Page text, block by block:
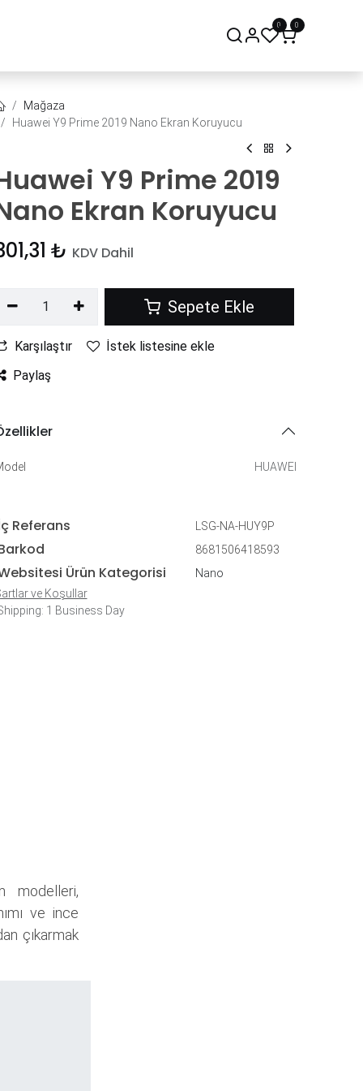
0 0
Mağaza
Huawei Y9 Prime 2019 Nano Ekran Koruyucu
Y9 Prime 2019
Ekran Koruyucu
₺ KDV Dahil
Sepete Ekle
Karşılaştır
İstek listesine ekle
Paylaş
HUAWEI
Referans LSG-NA-HUY9P
8681506418593
Ürün Kategorisi
Nano
ve Koşullar
1 Business Day
modelleri,
ve ince
çıkarmak